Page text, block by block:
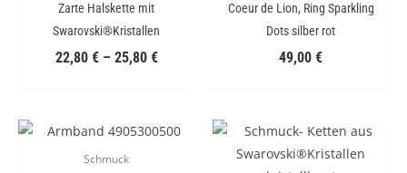
Zarte Halskette mit
Swarovski®Kristallen
22,80 €– 25,80 €
Coeur de Lion, Ring Sparkling
Dots silber rot
49,00 €
Schmuck